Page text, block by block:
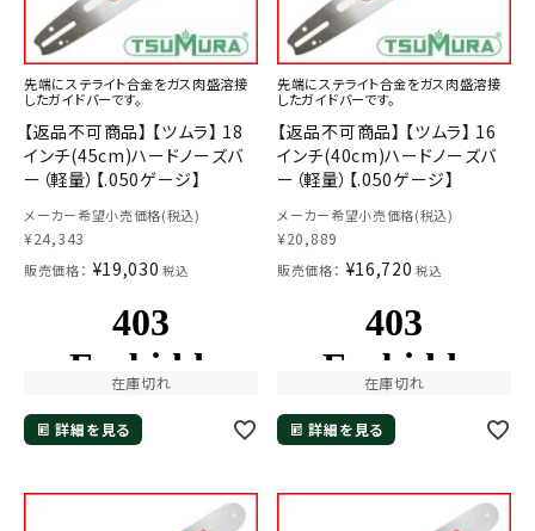
先端にステライト合金をガス肉盛溶接
したガイドバーです。
【返品不可商品】 【ツムラ】 18
インチ(45cm)ハードノーズバ
ー（軽量）【.050ゲージ】
メーカー希望小売価格(税込)
¥24,343
販売価格： ¥19,030 税込
在庫切れ
詳細を見る
先端にステライト合金をガス肉盛溶接
したガイドバーです。
【返品不可商品】 【ツムラ】 16
インチ(40cm)ハードノーズバ
ー（軽量）【.050ゲージ】
メーカー希望小売価格(税込)
¥20,889
販売価格： ¥16,720 税込
在庫切れ
詳細を見る